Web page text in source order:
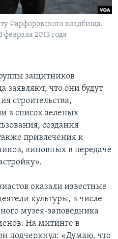
Фарфоровского кладбища.
февраля 2013 года
защитников
заявляют, что они будут
строительства,
в список зеленых
создания
привлечения к
виновных в передаче
оказали известные
культуры, в числе –
музея-заповедника
На митинге в
подчеркнул: «Думаю, что